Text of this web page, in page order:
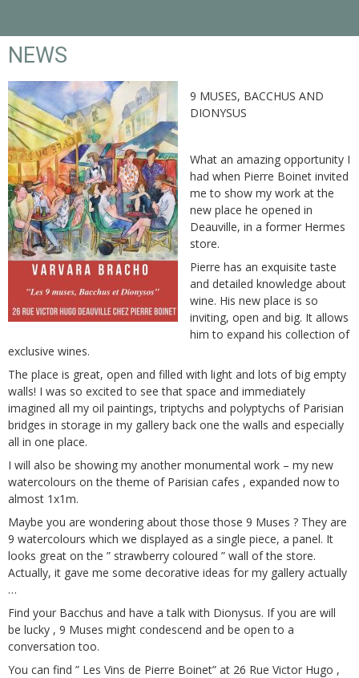
NEWS
9 MUSES, BACCHUS AND
DIONYSUS
What an amazing opportunity I
had when Pierre Boinet invited
me to show my work at the
new place he opened in
Deauville, in a former Hermes
store.
Pierre has an exquisite taste
and detailed knowledge about
wine. His new place is so
inviting, open and big. It allows
him to expand his collection of
exclusive wines.
The place is great, open and filled with light and lots of big empty
walls! I was so excited to see that space and immediately
imagined all my oil paintings, triptychs and polyptychs of Parisian
bridges in storage in my gallery back one the walls and especially
all in one place.
I will also be showing my another monumental work – my new
watercolours on the theme of Parisian cafes , expanded now to
almost 1x1m.
Maybe you are wondering about those those 9 Muses ? They are
9 watercolours which we displayed as a single piece, a panel. It
looks great on the ” strawberry coloured ” wall of the store.
Actually, it gave me some decorative ideas for my gallery actually
…
Find your Bacchus and have a talk with Dionysus. If you are will
be lucky , 9 Muses might condescend and be open to a
conversation too.
You can find ” Les Vins de Pierre Boinet” at 26 Rue Victor Hugo ,